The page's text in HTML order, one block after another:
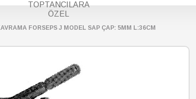
TOPTANCILARA
ÖZEL
FORSEPS J MODEL SAP ÇAP: 5MM L:36CM